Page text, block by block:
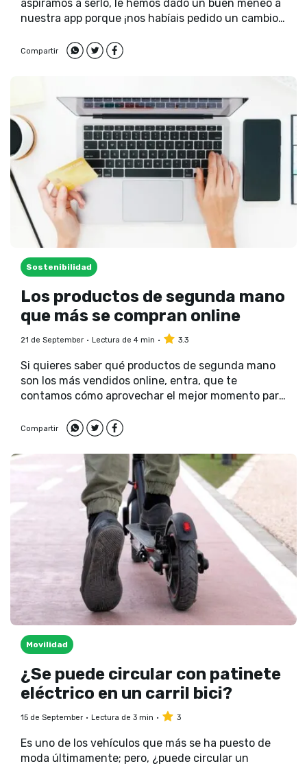
aspiramos a serlo, le hemos dado un buen meneo a
nuestra app porque ¡nos habíais pedido un cambio
Compartir
Sostenibilidad
Los productos de segunda mano
que más se compran online
21 de September Lectura de 4 min 3.3
Si quieres saber qué productos de segunda mano
son los más vendidos online, entra, que te
contamos cómo aprovechar el mejor momento para
Compartir
Movilidad
¿Se puede circular con patinete
eléctrico en un carril bici?
15 de September Lectura de 3 min 3
Es uno de los vehículos que más se ha puesto de
moda últimamente; pero, ¿puede circular un